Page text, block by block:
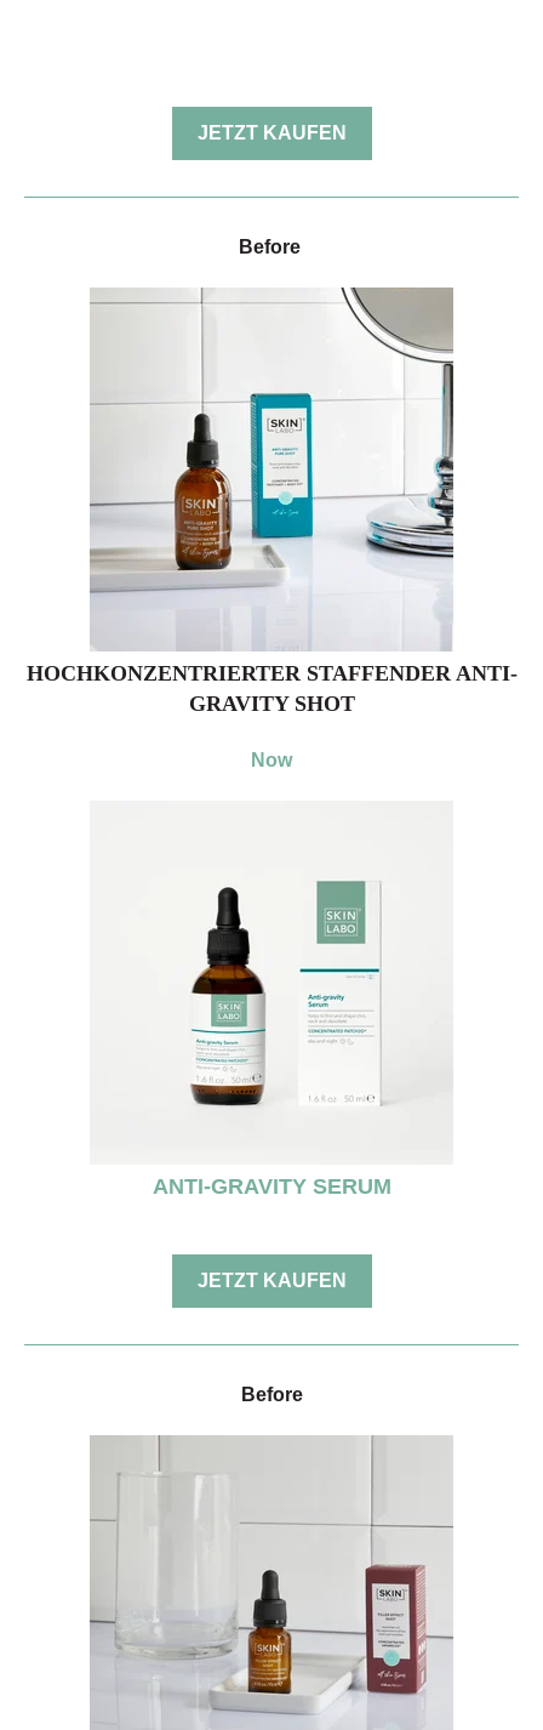
JETZT KAUFEN
Before
HOCHKONZENTRIERTER STAFFENDER ANTI-
GRAVITY SHOT
Now
ANTI-GRAVITY SERUM
JETZT KAUFEN
Before